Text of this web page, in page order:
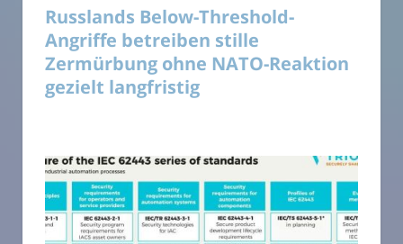
Russlands Below-Threshold-
Angriffe betreiben stille
Zermürbung ohne NATO-Reaktion
gezielt langfristig